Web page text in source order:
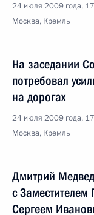
24 июля 2009 года,
Москва, Кремль
На заседании
потребовал
на дорогах
24 июля 2009 года,
Москва, Кремль
Дмитрий
с Заместителем
Сергеем